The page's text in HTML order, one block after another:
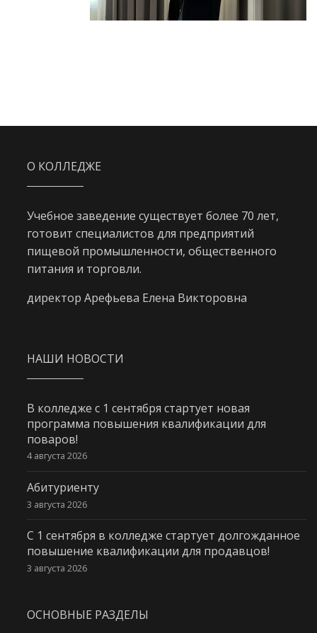
О КОЛЛЕДЖЕ
Учебное заведение существует более 70 лет,
готовит специалистов для предприятий
пищевой промышленности, общественного
питания и торговли.
директор Арефьева Елена Викторовна
НАШИ НОВОСТИ
В колледже с 1 сентября стартует новая
программа повышения квалификации для
поваров!
4 августа 2026
Абитуриенту
3 августа 2026
С 1 сентября в колледже стартует долгожданное
повышение квалификации для продавцов!
3 августа 2026
ОСНОВНЫЕ РАЗДЕЛЫ